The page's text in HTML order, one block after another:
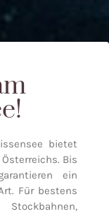
bietet
Bis
ein
Für bestens